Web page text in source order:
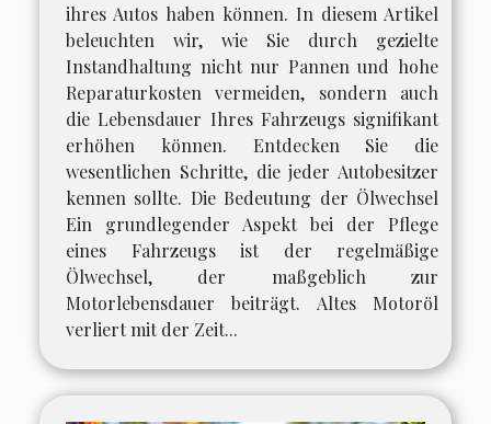
ihres Autos haben können. In diesem Artikel
beleuchten wir, wie Sie durch gezielte
Instandhaltung nicht nur Pannen und hohe
Reparaturkosten vermeiden, sondern auch
die Lebensdauer Ihres Fahrzeugs signifikant
erhöhen können. Entdecken Sie die
wesentlichen Schritte, die jeder Autobesitzer
kennen sollte. Die Bedeutung der Ölwechsel
Ein grundlegender Aspekt bei der Pflege
eines Fahrzeugs ist der regelmäßige
Ölwechsel, der maßgeblich zur
Motorlebensdauer beiträgt. Altes Motoröl
verliert mit der Zeit...